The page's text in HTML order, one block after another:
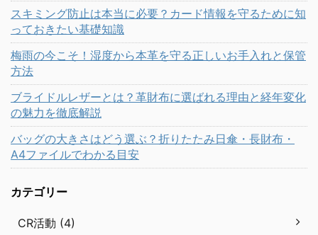
スキミング防止は本当に必要？カード情報を守るために知
っておきたい基礎知識
梅雨の今こそ！湿度から本革を守る正しいお手入れと保管
方法
ブライドルレザーとは？革財布に選ばれる理由と経年変化
の魅力を徹底解説
バッグの大きさはどう選ぶ？折りたたみ日傘・長財布・
A4ファイルでわかる目安
カテゴリー
CR活動 (4)